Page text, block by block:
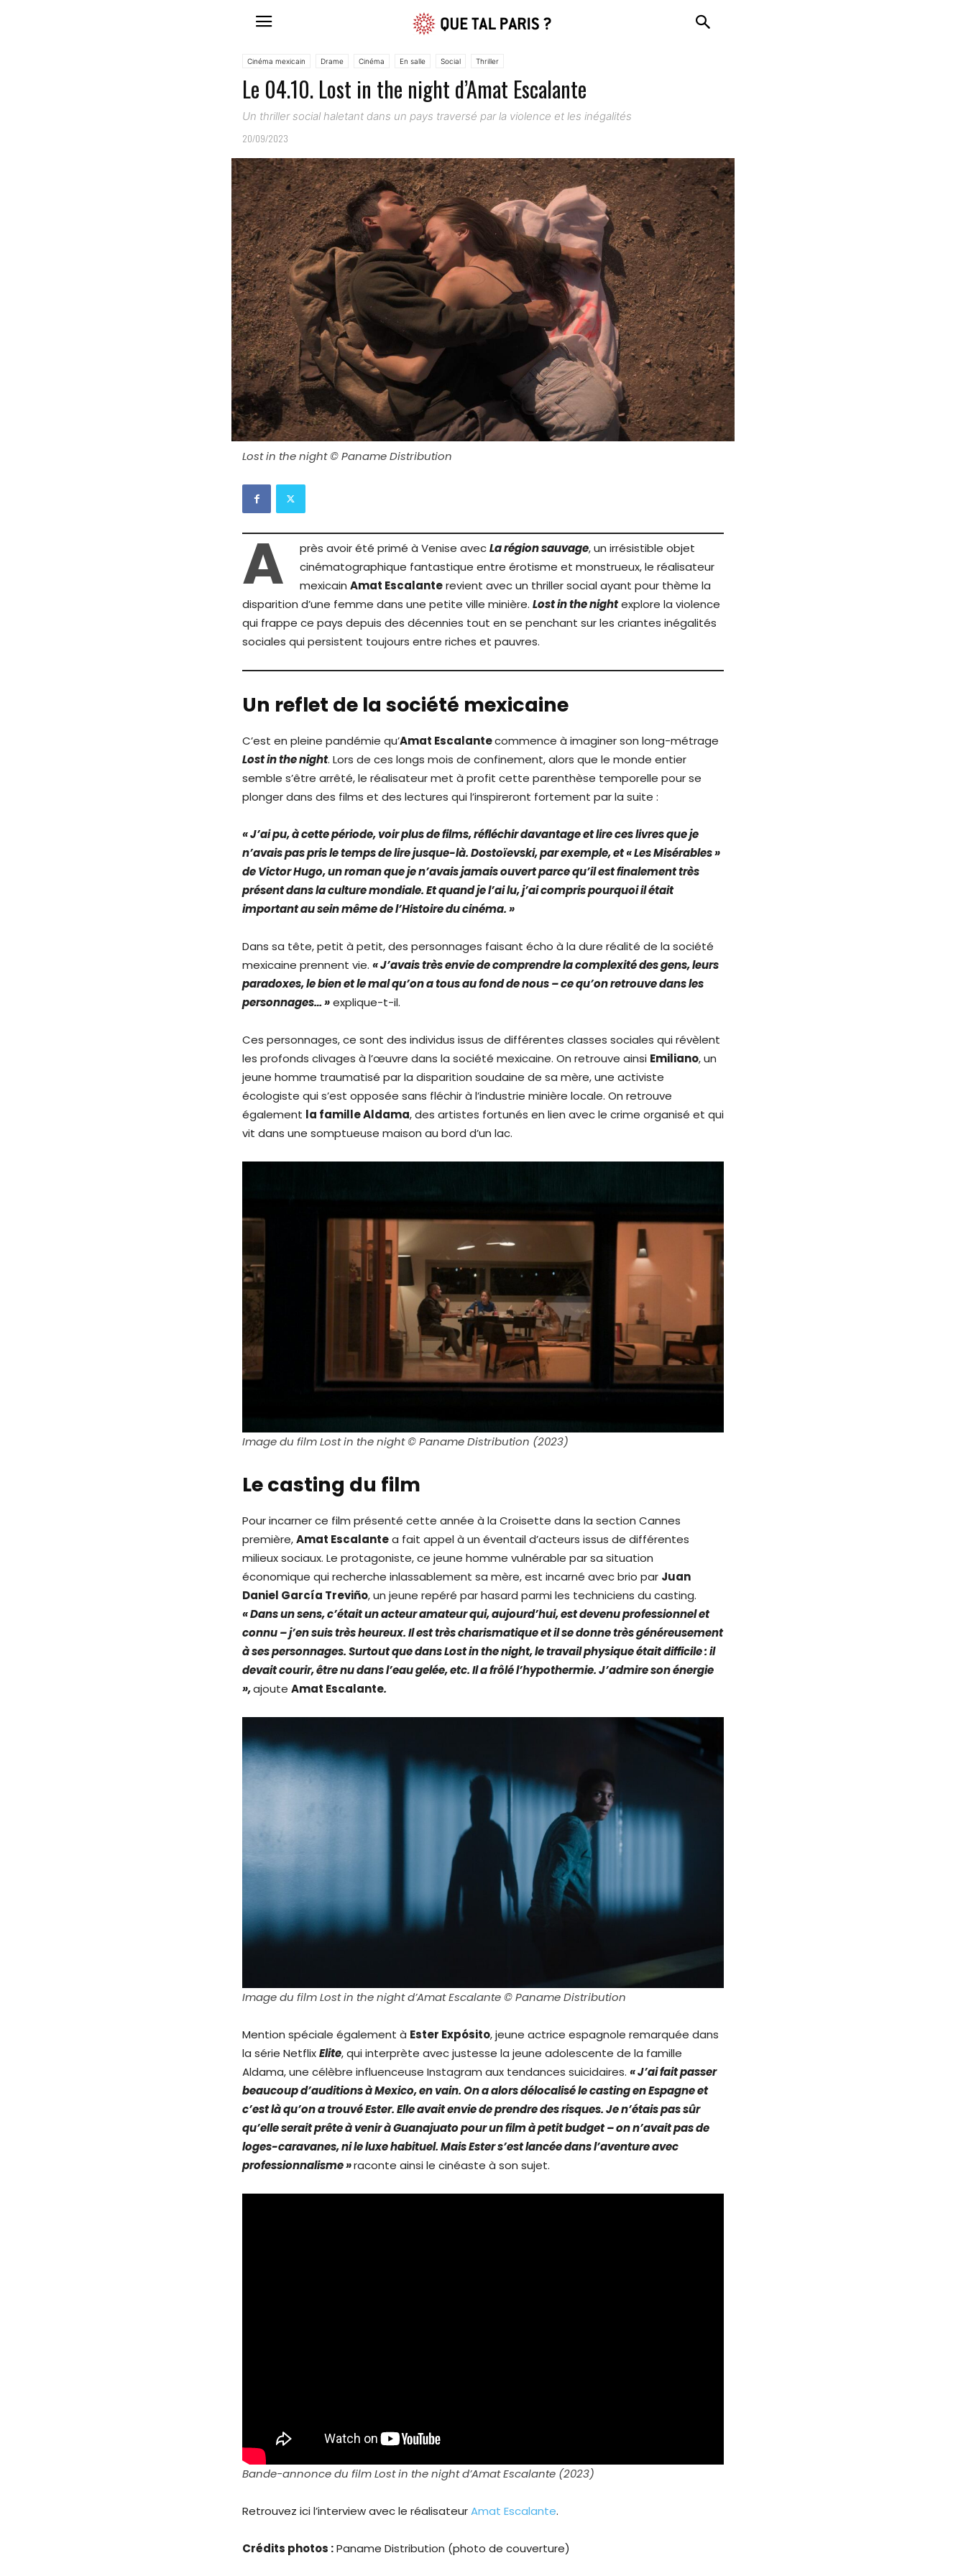
Cinéma mexicain Drame Cinéma En salle Social Thriller
Le 04.10. Lost in the night d’Amat Escalante
Un thriller social haletant dans un pays traversé par la violence et les inégalités
20/09/2023
Lost in the night © Paname Distribution
A près avoir été primé à Venise avecLa région sauvage, un irrésistible objet
cinématographique fantastique entre érotisme et monstrueux, le réalisateur
mexicain Amat Escalanterevient avec un thriller social ayant pour thème la
disparition d’une femme dans une petite ville minière. Lost in the nightexplore la violence
qui frappe ce pays depuis des décennies tout en se penchant sur les criantes inégalités
sociales qui persistent toujours entre riches et pauvres.
Un reflet de la société mexicaine
C’est en pleine pandémie qu’Amat Escalantecommence à imaginer son long-métrage
Lost in the night. Lors de ces longs mois de confinement, alors que le monde entier
semble s’être arrêté, le réalisateur met à profit cette parenthèse temporelle pour se
plonger dans des films et des lectures qui l’inspireront fortement par la suite :
« J’ai pu, à cette période, voir plus de films, réfléchir davantage et lire ces livres que je
n’avais pas pris le temps de lire jusque-là. Dostoïevski, par exemple, et « Les Misérables »
de Victor Hugo, un roman que je n’avais jamais ouvert parce qu’il est finalement très
présent dans la culture mondiale. Et quand je l’ai lu, j’ai compris pourquoi il était
important au sein même de l’Histoire du cinéma. »
Dans sa tête, petit à petit, des personnages faisant écho à la dure réalité de la société
mexicaine prennent vie. « J’avais très envie de comprendre la complexité des gens, leurs
paradoxes, le bien et le mal qu’on a tous au fond de nous – ce qu’on retrouve dans les
personnages… »explique-t-il.
Ces personnages, ce sont des individus issus de différentes classes sociales qui révèlent
les profonds clivages à l’œuvre dans la société mexicaine. On retrouve ainsi Emiliano, un
jeune homme traumatisé par la disparition soudaine de sa mère, une activiste
écologiste qui s’est opposée sans fléchir à l’industrie minière locale. On retrouve
également la famille Aldama, des artistes fortunés en lien avec le crime organisé et qui
vit dans une somptueuse maison au bord d’un lac.
Image du film Lost in the night © Paname Distribution (2023)
Le casting du film
Pour incarner ce film présenté cette année à la Croisette dans la section Cannes
première,Amat Escalantea fait appel à un éventail d’acteurs issus de différentes
milieux sociaux. Le protagoniste, ce jeune homme vulnérable par sa situation
économique qui recherche inlassablement sa mère, est incarné avec brio par Juan
Daniel García Treviño, un jeune repéré par hasard parmi les techniciens du casting.
« Dans un sens, c’était un acteur amateur qui, aujourd’hui, est devenu professionnel et
connu – j’en suis très heureux. Il est très charismatique et il se donne très généreusement
à ses personnages. Surtout que dans Lost in the night, le travail physique était difficile : il
devait courir, être nu dans l’eau gelée, etc. Il a frôlé l’hypothermie. J’admire son énergie
»,ajoute Amat Escalante.
Image du film Lost in the night d’Amat Escalante ©Paname Distribution
Mention spéciale également à Ester Expósito, jeune actrice espagnole remarquée dans
la série NetflixElite, qui interprète avec justesse la jeune adolescente de la famille
Aldama, une célèbre influenceuse Instagram aux tendances suicidaires. « J’ai fait passer
beaucoup d’auditions à Mexico, en vain. On a alors délocalisé le casting en Espagne et
c’est là qu’on a trouvé Ester. Elle avait envie de prendre des risques. Je n’étais pas sûr
qu’elle serait prête à venir à Guanajuato pour un film à petit budget – on n’avait pas de
loges-caravanes, ni le luxe habituel. Mais Ester s’est lancée dans l’aventure avec
professionnalisme »raconte ainsi le cinéaste à son sujet.
Bande-annonce du film Lost in the night d’Amat Escalante (2023)
Retrouvez ici l’interview avec le réalisateurAmat Escalante.
Crédits photos :Paname Distribution (photo de couverture)